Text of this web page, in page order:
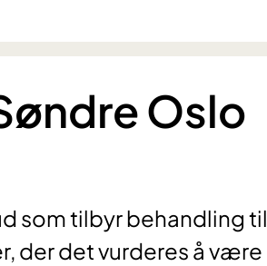
Oslo
som tilbyr behandling til
der det vurderes å være